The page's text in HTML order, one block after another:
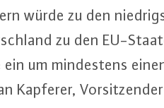
würde zu den
zu den EU-
ein um min­des­tens
Kapferer,